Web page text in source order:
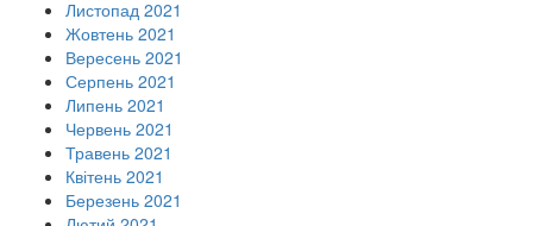
Листопад 2021
Жовтень 2021
Вересень 2021
Серпень 2021
Липень 2021
Червень 2021
Травень 2021
Квітень 2021
Березень 2021